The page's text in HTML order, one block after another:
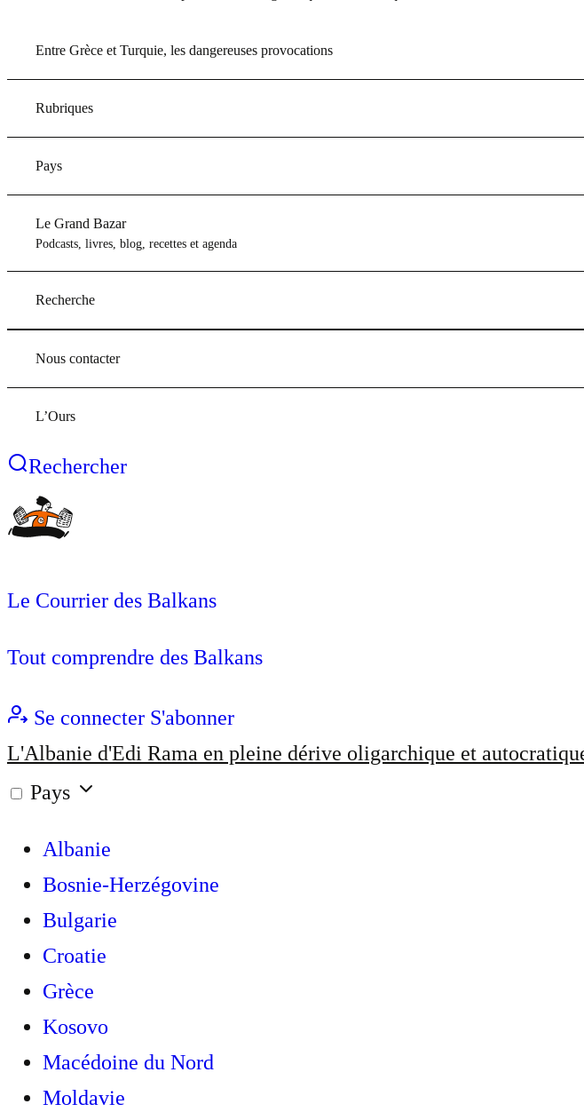
Entre Grèce et Turquie, les dangereuses provocations
Rubriques
Pays
Le Grand Bazar
Podcasts, livres, blog, recettes et agenda
Recherche
Nous contacter
L’Ours
Rechercher
Le Courrier des Balkans
Tout comprendre des Balkans
Se connecter S'abonner
L'Albanie d'Edi Rama en pleine dérive oligarchique et
Pays
Albanie
Bosnie-Herzégovine
Bulgarie
Croatie
Grèce
Kosovo
Macédoine du Nord
Moldavie